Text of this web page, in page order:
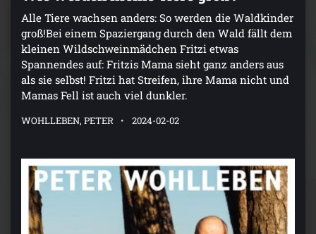
Alle Tiere wachsen anders: So werden die Waldkinder
groß!Bei einem Spaziergang durch den Wald fällt dem
kleinen Wildschweinmädchen Fritzi etwas
Spannendes auf: Fritzis Mama sieht ganz anders aus
als sie selbst! Fritzi hat Streifen, ihre Mama nicht und
Mamas Fell ist auch viel dunkler.
WOHLLEBEN, PETER 2024-02-02